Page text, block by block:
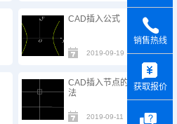
CAD插入公式
2019-09-19
CAD插入节点的方
法
2019-09-11
销售热线
获取报价